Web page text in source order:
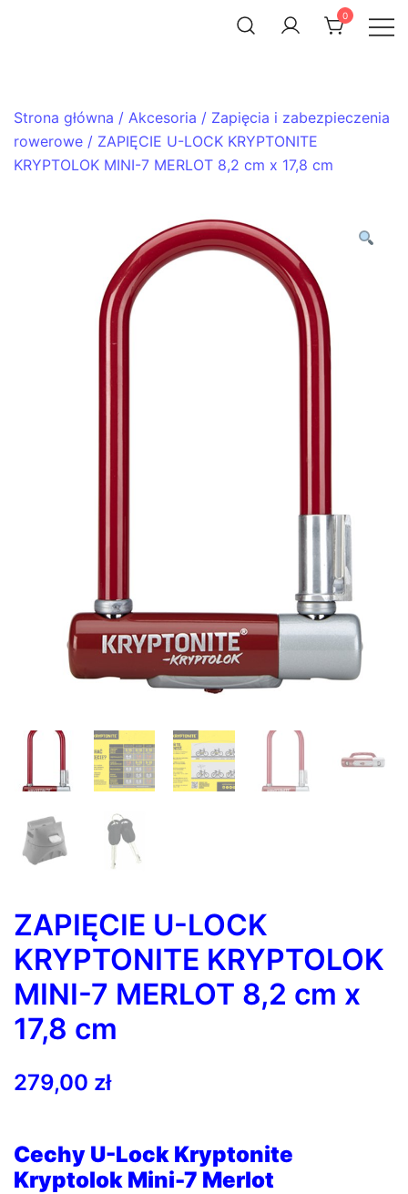
0
Strona główna / Akcesoria / Zapięcia i zabezpieczenia
rowerowe / ZAPIĘCIE U-LOCK KRYPTONITE
KRYPTOLOK MINI-7 MERLOT 8,2 cm x 17,8 cm
ZAPIĘCIE U-LOCK
KRYPTONITE KRYPTOLOK
MINI-7 MERLOT 8,2 cm x
17,8 cm
279,00 zł
Cechy U-Lock Kryptonite
Kryptolok Mini-7 Merlot